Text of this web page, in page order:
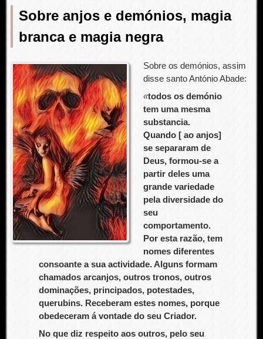
Sobre anjos e demónios, magia
branca e magia negra
Sobre os demónios, assim
disse santo António Abade:
«todos os demónio
tem uma mesma
substancia.
Quando [ ao anjos]
se separaram de
Deus, formou-se a
partir deles uma
grande variedade
pela diversidade do
seu
comportamento.
Por esta razão, tem
nomes diferentes
consoante a sua actividade. Alguns formam
chamados arcanjos, outros tronos, outros
dominações, principados, potestades,
querubins. Receberam estes nomes, porque
obedeceram á vontade do seu Criador.
No que diz respeito aos outros, pelo seu